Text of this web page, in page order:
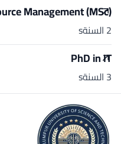
Management (MSc)
2 السنةs
PhD in IT
3 السنةs